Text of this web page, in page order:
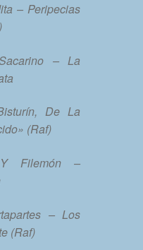
– Peripecias
– La
De La
(Raf)
Filemón –
– Los
(Raf)